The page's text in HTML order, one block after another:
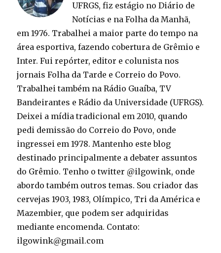
UFRGS, fiz estágio no Diário de
Notícias e na Folha da Manhã,
em 1976. Trabalhei a maior parte do tempo na
área esportiva, fazendo cobertura de Grêmio e
Inter. Fui repórter, editor e colunista nos
jornais Folha da Tarde e Correio do Povo.
Trabalhei também na Rádio Guaíba, TV
Bandeirantes e Rádio da Universidade (UFRGS).
Deixei a mídia tradicional em 2010, quando
pedi demissão do Correio do Povo, onde
ingressei em 1978. Mantenho este blog
destinado principalmente a debater assuntos
do Grêmio. Tenho o twitter @ilgowink, onde
abordo também outros temas. Sou criador das
cervejas 1903, 1983, Olímpico, Tri da América e
Mazembier, que podem ser adquiridas
mediante encomenda. Contato:
ilgowink@gmail.com